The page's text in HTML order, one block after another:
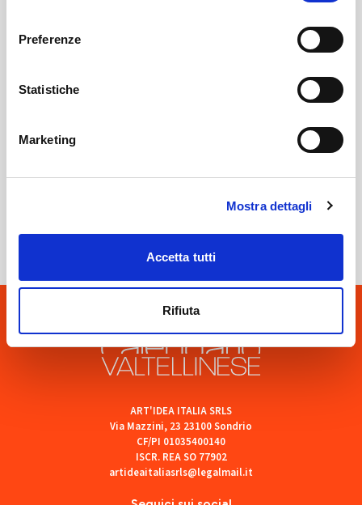
Preferenze
Statistiche
Marketing
Mostra dettagli
Accetta tutti
Rifiuta
Sondrio Necrologi
SOF Società Onoranze Funebri
ART'IDEA ITALIA SRLS
Via Mazzini, 23 23100 Sondrio
CF/PI 01035400140
ISCR. REA SO 77902
artideaitaliasrls@legalmail.it